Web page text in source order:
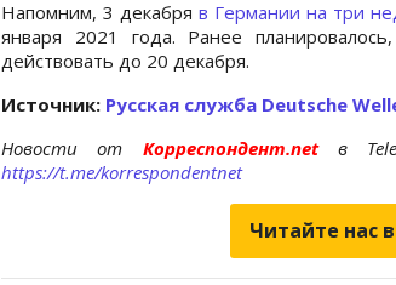
Напомним, 3 декабря в Германии на три
января 2021 года. Ранее
действовать до 20 декабря.
Источник: Русская служба Deutsche
Новости от Корреспондент.net в
https://t.me/korrespondentnet
Читайте нас